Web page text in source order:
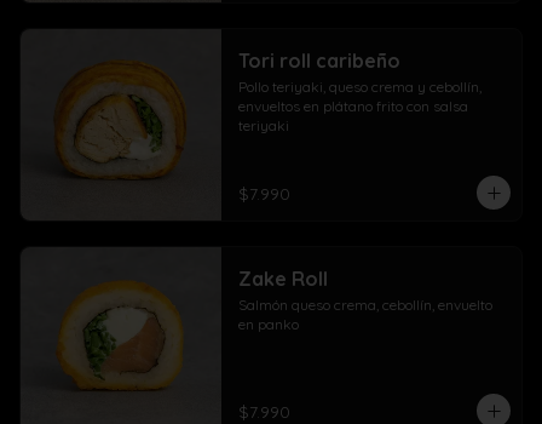
Tori roll caribeño
Pollo teriyaki, queso crema y cebollín,
envueltos en plátano frito con salsa
teriyaki
$7.990
Zake Roll
Salmón queso crema, cebollín, envuelto
en panko
$7.990